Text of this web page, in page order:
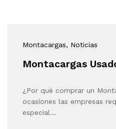
Montacargas, Noticias
Montacargas
¿Por qué comprar un
ocasiones las empresas
especial…